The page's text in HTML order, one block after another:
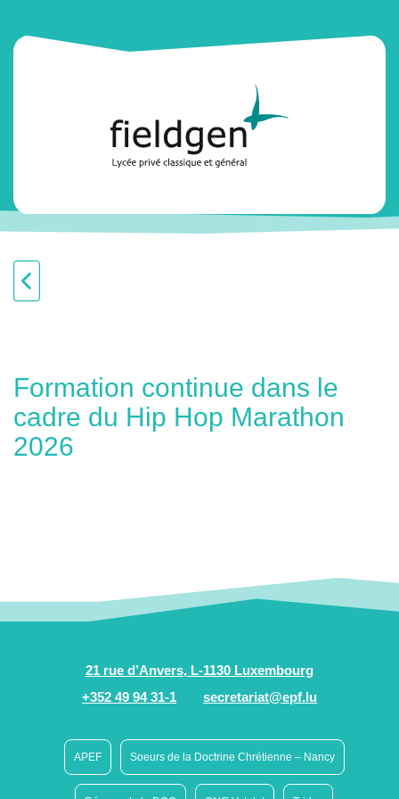
Formation continue dans le
cadre du Hip Hop Marathon
2026
21 rue d’Anvers, L-1130 Luxembourg
+352 49 94 31-1
secretariat@epf.lu
APEF Soeurs de la Doctrine Chrétienne – Nancy